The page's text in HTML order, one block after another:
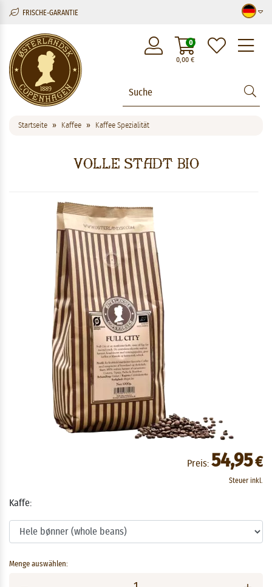
FRISCHE-GARANTIE
0,00€
0
Startseite Kaffee Kaffee Spezialität
Volle Stadt BIO
Preis: 54,95€
Steuer inkl.
Kaffe:
Menge auswählen: